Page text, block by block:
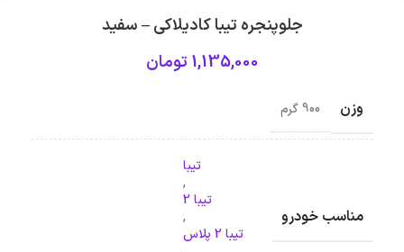
جلوپنجره تیبا کادیلاکی – سفید
1,135,000 تومان
وزن 900 گرم
مناسب خودرو
تیبا
,
تیبا 2
,
تیبا 2 پلاس